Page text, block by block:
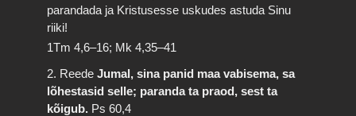
parandada ja Kristusesse uskudes astuda Sinu
riiki!
1Tm 4,6–16; Mk 4,35–41
2. ReedeJumal, sina panid maa vabisema, sa
lõhestasid selle; paranda ta praod, sest ta
kõigub. Ps 60,4